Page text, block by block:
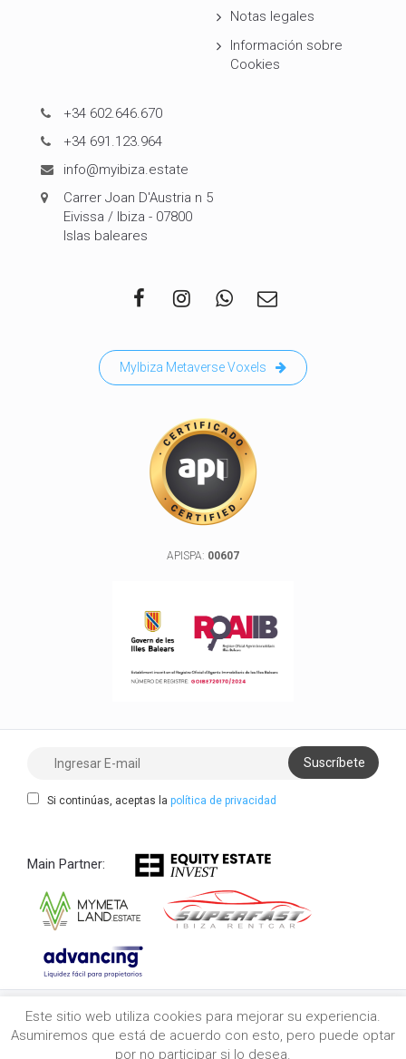
Notas legales
Información sobre
Cookies
+34 602.646.670
+34 691.123.964
info@myibiza.estate
Carrer Joan D'Austria n 5
Eivissa / Ibiza - 07800
Islas baleares
MyIbiza Metaverse Voxels
APISPA: 00607
Si continúas, aceptas la política de privacidad
Main Partner:
Copyright 2021/2026 myibiza.estate © All Rights
Reserved
Este sitio web utiliza cookies para mejorar su experiencia.
Asumiremos que está de acuerdo con esto, pero puede optar
por no participar si lo desea.